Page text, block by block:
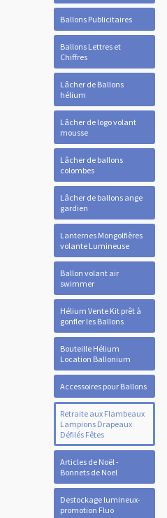
Ballons Publicitaires
Ballons Lettres et
Chiffres
Lâcher de Ballons
hélium
Lâcher de logo volant
mousse
Lâcher de ballons
colombes
Lâcher de ballons ange
gardien
Lanternes Mongolfières
volante Lumineuse
Ballon volant air
swimmer
Hélium Vente Kit prêt à
gonfler les Ballons
Bouteille Hélium
Location Ballonium
Accessoires pour Ballons
Retraite aux Flambeaux
Lampions Drapeaux
Défilés Fêtes
Articles de Noël -
Bonnets de Noel
Destockage lumineux-
promotion Fluo